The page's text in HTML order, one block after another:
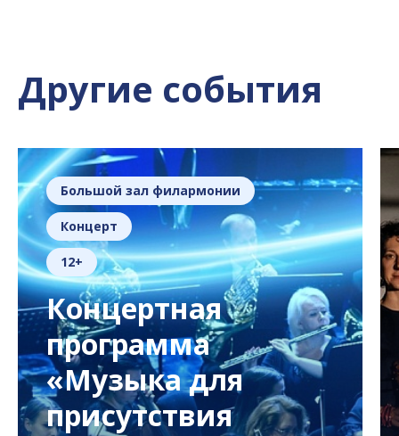
Другие события
Большой зал филармонии
Концерт
12+
Концертная
программа
«Музыка для
присутствия